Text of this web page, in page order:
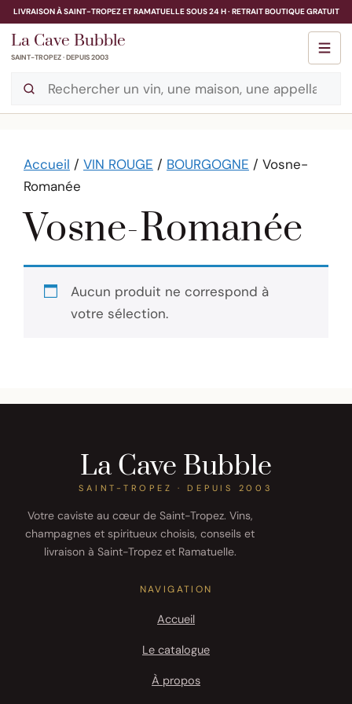
Aller
au
contenu
LIVRAISON À SAINT-TROPEZ ET RAMATUELLE SOUS 24 H · RETRAIT BOUTIQUE GRATUIT
La Cave Bubble
SAINT-TROPEZ · DEPUIS 2003
Accueil / VIN ROUGE / BOURGOGNE / Vosne-
Romanée
Vosne-Romanée
Aucun produit ne correspond à
votre sélection.
La Cave Bubble
SAINT-TROPEZ · DEPUIS 2003
Votre caviste au cœur de Saint-Tropez. Vins,
champagnes et spiritueux choisis, conseils et
livraison à Saint-Tropez et Ramatuelle.
NAVIGATION
Accueil
Le catalogue
À propos